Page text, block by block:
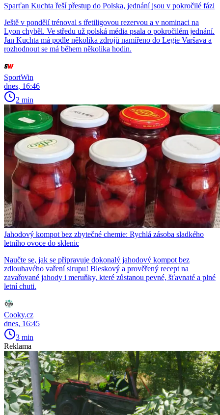
Sparťan Kuchta řeší přestup do Polska, jednání jsou v pokročilé fázi
Ještě v pondělí trénoval s třetiligovou rezervou a v nominaci na
Lyon chyběl. Ve středu už polská média psala o pokročilém jednání.
Jan Kuchta má podle několika zdrojů namířeno do Legie Varšava a
rozhodnout se má během několika hodin.
SportWin
dnes, 16:46
2 min
Jahodový kompot bez zbytečné chemie: Rychlá zásoba sladkého
letního ovoce do sklenic
Naučte se, jak se připravuje dokonalý jahodový kompot bez
zdlouhavého vaření sirupu! Bleskový a prověřený recept na
zavařované jahody i meruňky, které zůstanou pevné, šťavnaté a plné
letní chuti.
Cooky.cz
dnes, 16:45
3 min
Reklama